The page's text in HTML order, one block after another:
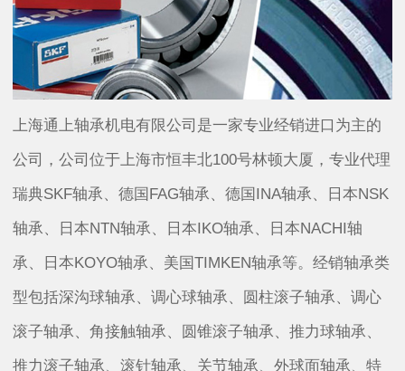
上海通上轴承机电有限公司是一家专业经销进口为主的
公司，公司位于上海市恒丰北100号林顿大厦，专业代理
瑞典SKF轴承、德国FAG轴承、德国INA轴承、日本NSK
轴承、日本NTN轴承、日本IKO轴承、日本NACHI轴
承、日本KOYO轴承、美国TIMKEN轴承等。经销轴承类
型包括深沟球轴承、调心球轴承、圆柱滚子轴承、调心
滚子轴承、角接触轴承、圆锥滚子轴承、推力球轴承、
推力滚子轴承、滚针轴承、关节轴承、外球面轴承、特